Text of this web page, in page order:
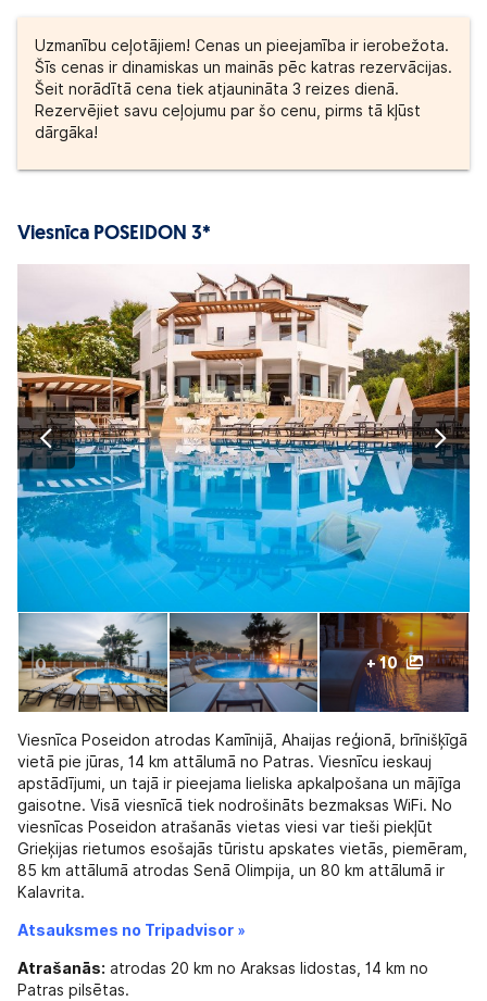
Uzmanību ceļotājiem! Cenas un pieejamība ir ierobežota.
Šīs cenas ir dinamiskas un mainās pēc katras rezervācijas.
Šeit norādītā cena tiek atjaunināta 3 reizes dienā.
Rezervējiet savu ceļojumu par šo cenu, pirms tā kļūst
dārgāka!
Viesnīca POSEIDON 3*
+ 10
Viesnīca Poseidon atrodas Kamīnijā, Ahaijas reģionā, brīnišķīgā
vietā pie jūras, 14 km attālumā no Patras. Viesnīcu ieskauj
apstādījumi, un tajā ir pieejama lieliska apkalpošana un mājīga
gaisotne. Visā viesnīcā tiek nodrošināts bezmaksas WiFi. No
viesnīcas Poseidon atrašanās vietas viesi var tieši piekļūt
Grieķijas rietumos esošajās tūristu apskates vietās, piemēram,
85 km attālumā atrodas Senā Olimpija, un 80 km attālumā ir
Kalavrita.
Atsauksmes no Tripadvisor »
Atrašanās: atrodas 20 km no Araksas lidostas, 14 km no
Patras pilsētas.